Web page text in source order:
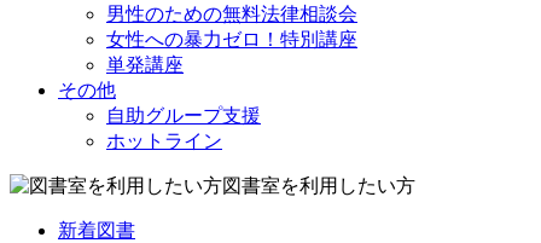
男性のための無料法律相談会
女性への暴力ゼロ！特別講座
単発講座
その他
自助グループ支援
ホットライン
図書室を利用したい方
新着図書